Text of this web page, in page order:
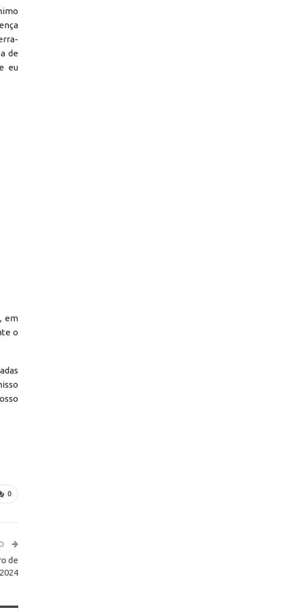
de
eu
em
o
0
de